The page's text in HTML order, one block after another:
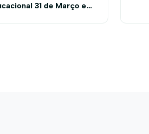
31 de Março em